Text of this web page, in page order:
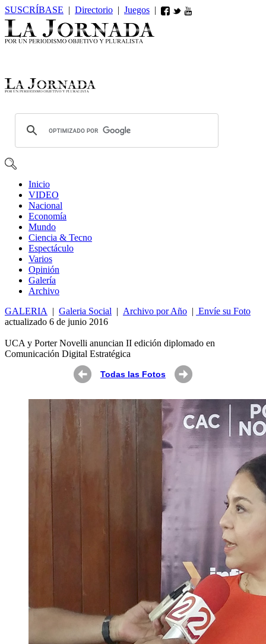
SUSCRÍBASE | Directorio | Juegos |
Inicio
VIDEO
Nacional
Economía
Mundo
Ciencia & Tecno
Espectáculo
Varios
Opinión
Galería
Archivo
GALERIA
| Galeria Social | Archivo por Año | Envíe su Foto
actualizado 6 de junio 2016
UCA y Porter Novelli anuncian II edición diplomado en
Comunicación Digital Estratégica
Todas las Fotos